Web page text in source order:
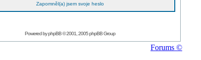
Zapomněl(a) jsem svoje heslo
Powered byphpBB© 2001, 2005 phpBB Group
Forums ©